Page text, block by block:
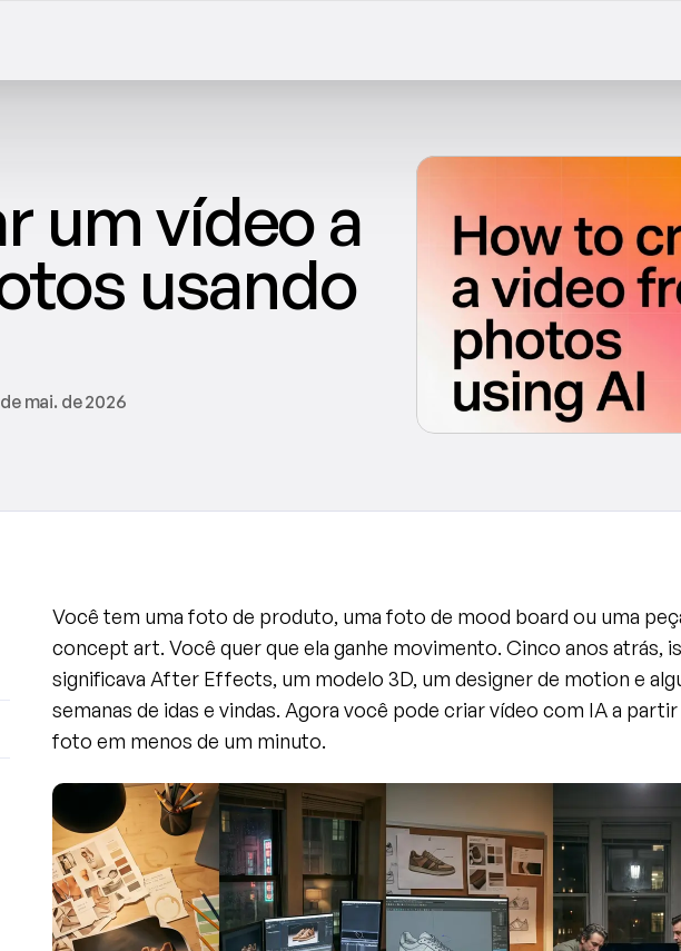
um vídeo a
usando
de mai. de 2026
Você tem uma foto de produto, uma foto de mood board ou uma
concept art. Você quer que ela ganhe movimento. Cinco anos atrás,
significava After Effects, um modelo 3D, um designer de motion e
semanas de idas e vindas. Agora você pode criar vídeo com IA a partir
foto em menos de um minuto.